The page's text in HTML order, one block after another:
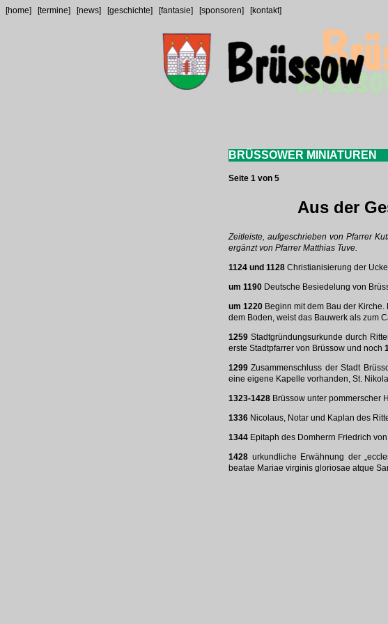
[home] [termine] [news] [geschichte] [fantasie] [sponsoren] [kontakt]
BRÜSSOWER MINIATUREN
Seite 1 von 5
Aus der
Zeitleiste, aufgeschrieben von Pfarrer
ergänzt von Pfarrer Matthias Tuve.
1124 und 1128 Christianisierung der
um 1190 Deutsche Besiedelung von
um 1220 Beginn mit dem Bau der
dem Boden, weist das Bauwerk als zum
1259 Stadtgründungsurkunde durch
erste Stadtpfarrer von Brüssow und noch
1299 Zusammenschluss der Stadt
eine eigene Kapelle vorhanden, St.
1323-1428 Brüssow unter pommerscher
1336 Nicolaus, Notar und Kaplan des
1344 Epitaph des Domherrn Friedrich
1428 urkundliche Erwähnung der
beatae Mariae virginis gloriosae atque